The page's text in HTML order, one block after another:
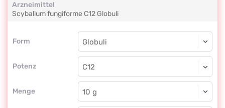
Arzneimittel
Scybalium fungiforme C12 Globuli
Form
Form
Potenz
Globuli
C12
Menge
Globuli